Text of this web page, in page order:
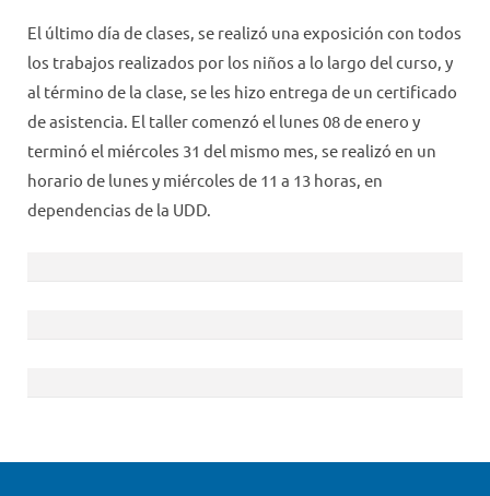
El último día de clases, se realizó una exposición con todos
los trabajos realizados por los niños a lo largo del curso, y
al término de la clase, se les hizo entrega de un certificado
de asistencia. El taller comenzó el lunes 08 de enero y
terminó el miércoles 31 del mismo mes, se realizó en un
horario de lunes y miércoles de 11 a 13 horas, en
dependencias de la UDD.